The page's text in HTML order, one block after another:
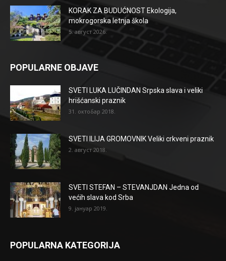
KORAK ZA BUDUĆNOST Ekologija,
mokrogorska letnja škola
5. август 2026.
POPULARNE OBJAVE
SVETI LUKA LUČINDAN Srpska slava i veliki
hrišćanski praznik
31. октобар 2018.
SVETI ILIJA GROMOVNIK Veliki crkveni praznik
2. август 2018.
SVETI STEFAN – STEVANJDAN Jedna od
većih slava kod Srba
9. јануар 2019.
POPULARNA KATEGORIJA